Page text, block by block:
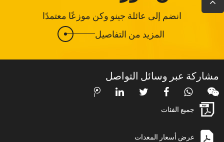
انضم إلى عائلة جينو وكن موزعًا معتمدًا
المزيد من التفاصيل
مشاركة عبر وسائل التواصل
جميع الفئات
عرض أسعار المعدات